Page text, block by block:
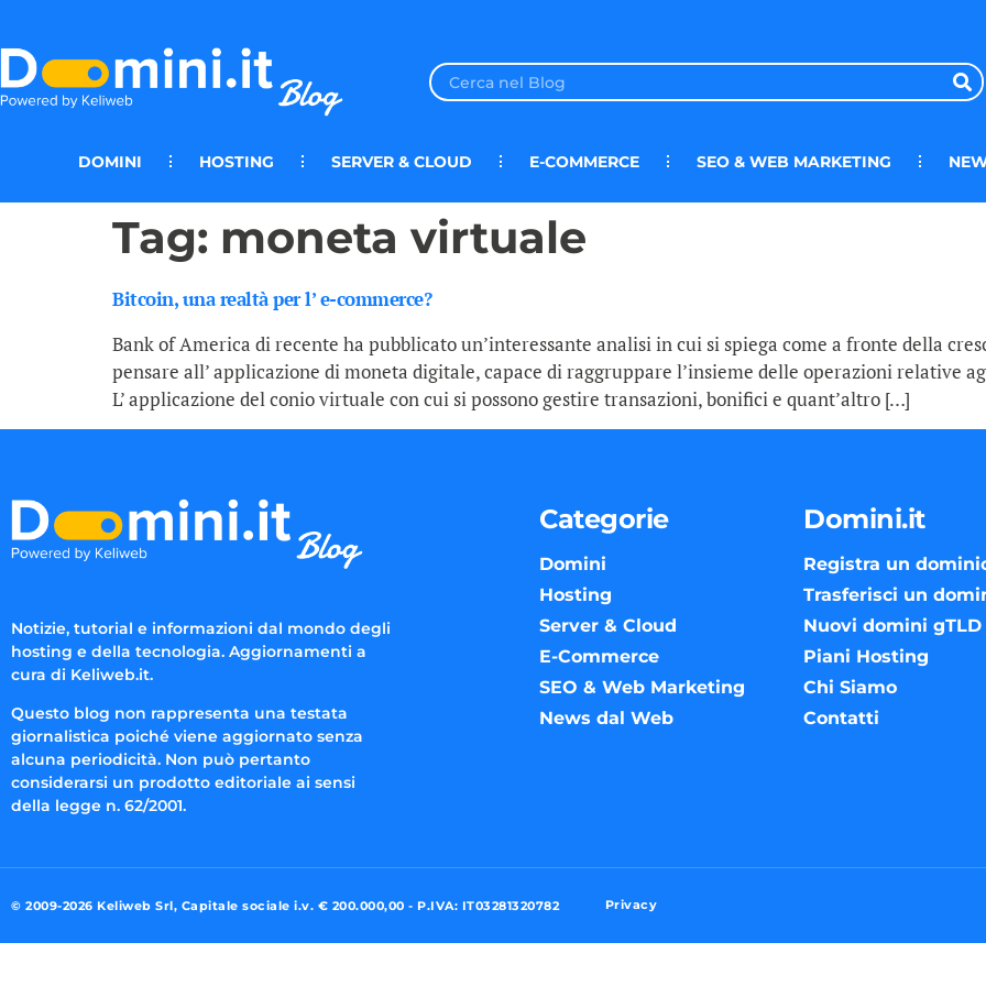
DOMINI HOSTING SERVER & CLOUD E-COMMERCE SEO & WEB MARKETING
Tag: moneta virtuale
Bitcoin, una realtà per l’ e-commerce?
Bank of America di recente ha pubblicato un’interessante analisi in cui si spiega come a fronte della
pensare all’ applicazione di moneta digitale, capace di raggruppare l’insieme delle operazioni relative
L’ applicazione del conio virtuale con cui si possono gestire transazioni, bonifici e quant’altro […]
Notizie, tutorial e informazioni dal mondo degli
hosting e della tecnologia. Aggiornamenti a
cura di Keliweb.it.
Questo blog non rappresenta una testata
giornalistica poiché viene aggiornato senza
alcuna periodicità. Non può pertanto
considerarsi un prodotto editoriale ai sensi
della legge n. 62/2001.
Categorie
Domini
Hosting
Server & Cloud
E-Commerce
SEO & Web Marketing
News dal Web
Domini.it
Registra un
Trasferisci un
Nuovi domini gTLD
Piani Hosting
Chi Siamo
Contatti
© 2009-2026 Keliweb Srl, Capitale sociale i.v. € 200.000,00 - P.IVA: IT03281320782 Privacy